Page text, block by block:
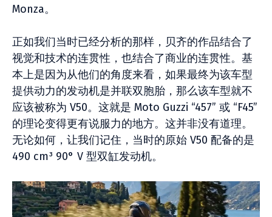
Monza。
正如我们当时已经分析的那样，贝齐的作品结合了
视觉和技术的连贯性，也结合了商业的连贯性。基
本上是因为从他们的角度来看，如果最终为该车型
提供动力的发动机是并联双胞胎，那么该车型就不
应该被称为 V50。这就是 Moto Guzzi “457” 或 “F45”
的理论变得更有说服力的地方。这并非没有道理。
无论如何，让我们记住，当时的原始 V50 配备的是
490 cm³ 90° V 型双缸发动机。